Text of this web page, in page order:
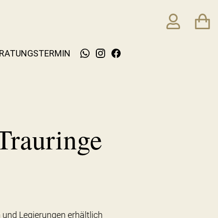
Legierungen erhältlich